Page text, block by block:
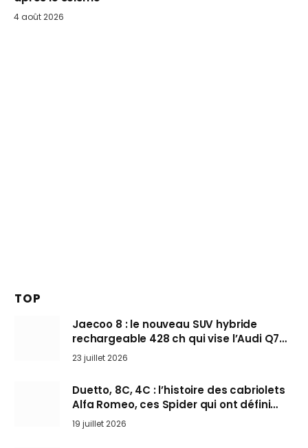
4 août 2026
TOP
Jaecoo 8 : le nouveau SUV hybride
rechargeable 428 ch qui vise l’Audi Q7
arrive en Europe cet automne
23 juillet 2026
Duetto, 8C, 4C : l’histoire des cabriolets
Alfa Romeo, ces Spider qui ont défini
l’art de rouler cheveux au vent
19 juillet 2026